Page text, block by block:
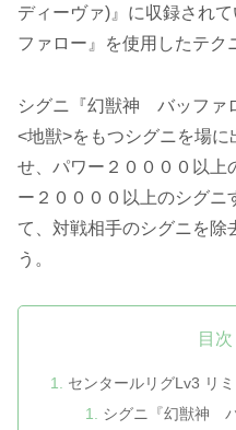
ディーヴァ)』に収録され
ファロー』を使用したテク
シグニ『幻獣神 バッファ
<地獣>をもつシグニを場に
せ、パワー２００００以上
ー２００００以上のシグニ
て、対戦相手のシグニを除
う。
目次
センタールリグLv3 リ
シグニ『幻獣神